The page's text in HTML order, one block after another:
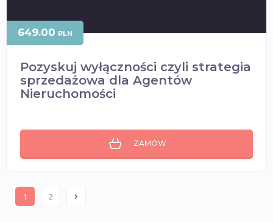
Pozyskuj wyłączności czyli strategia
sprzedażowa dla Agentów
Nieruchomości
649.00 PLN
ZAMÓW
1 2